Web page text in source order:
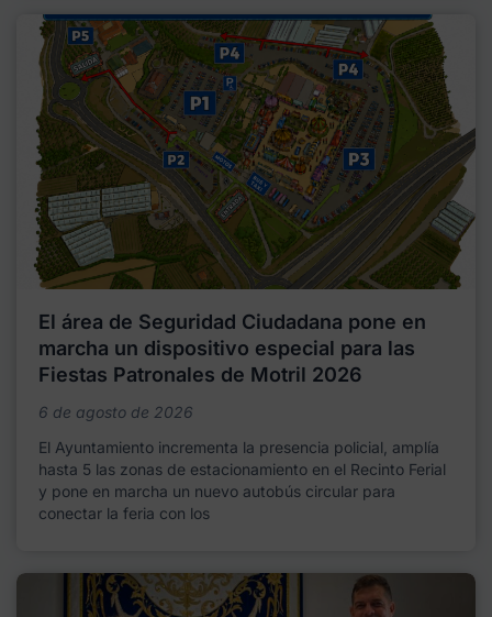
El área de Seguridad Ciudadana pone en
marcha un dispositivo especial para las
Fiestas Patronales de Motril 2026
6 de agosto de 2026
El Ayuntamiento incrementa la presencia policial, amplía
hasta 5 las zonas de estacionamiento en el Recinto Ferial
y pone en marcha un nuevo autobús circular para
conectar la feria con los